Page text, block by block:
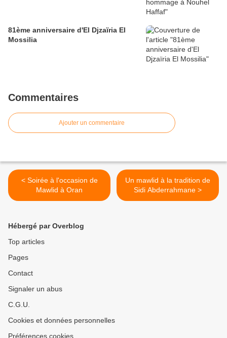
81ème anniversaire d'El Djzaïria El
Mossilia
Commentaires
Ajouter un commentaire
< Soirée à l'occasion de
Mawlid à Oran
Un mawlid à la tradition de
Sidi Abderrahmane >
Hébergé par Overblog
Top articles
Pages
Contact
Signaler un abus
C.G.U.
Cookies et données personnelles
Préférences cookies